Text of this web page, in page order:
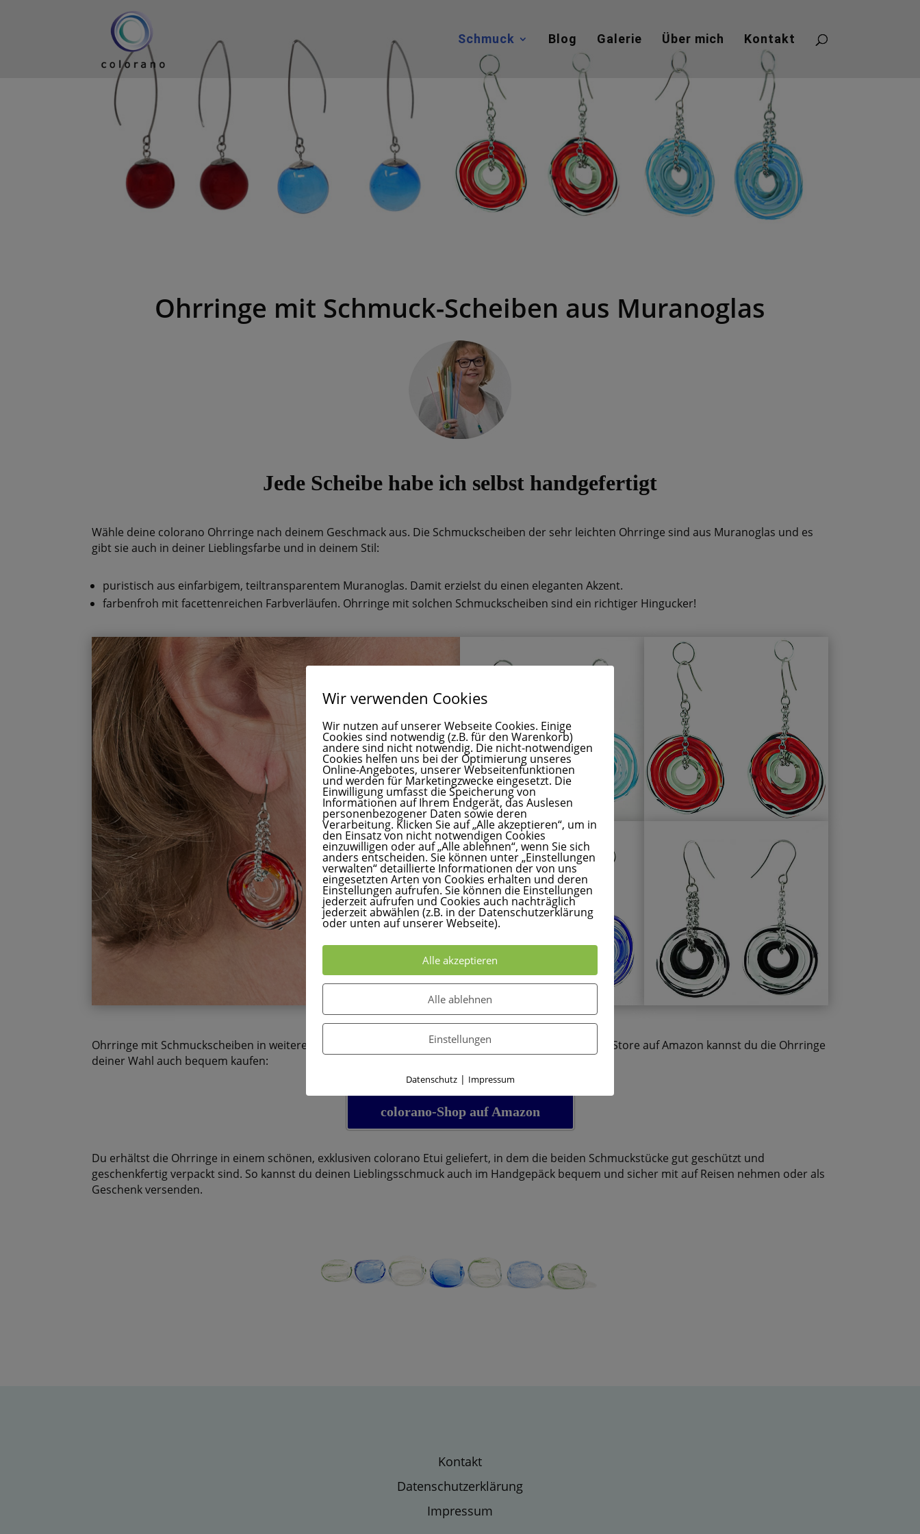
Schmuck Blog Galerie Über mich Kontakt
Ohrringe mit Schmuck-Scheiben aus Muranoglas
Jede Scheibe habe ich selbst handgefertigt
Wähle deine colorano Ohrringe nach deinem Geschmack aus. Die Schmuckscheiben der sehr leichten Ohrringe sind aus Muranoglas und es
gibt sie auch in deiner Lieblingsfarbe und in deinem Stil:
puristisch aus einfarbigem, teiltransparentem Muranoglas. Damit erzielst du einen eleganten Akzent.
farbenfroh mit facettenreichen Farbverläufen. Ohrringe mit solchen Schmuckscheiben sind ein richtiger Hingucker!
Ohrringe mit Schmuckscheiben in weiteren Farben findest du in meinem Amazon Store. Im colorano-Store auf Amazon kannst du die Ohrringe
deiner Wahl auch bequem kaufen:
colorano-Shop auf Amazon
Du erhältst die Ohrringe in einem schönen, exklusiven colorano Etui geliefert, in dem die beiden Schmuckstücke gut geschützt und
geschenkfertig verpackt sind. So kannst du deinen Lieblingsschmuck auch im Handgepäck bequem und sicher mit auf Reisen nehmen oder als
Geschenk versenden.
Kontakt
Datenschutzerklärung
Impressum
Wir verwenden Cookies
Wir nutzen auf unserer Webseite Cookies. Einige
Cookies sind notwendig (z.B. für den Warenkorb)
andere sind nicht notwendig. Die nicht-notwendigen
Cookies helfen uns bei der Optimierung unseres
Online-Angebotes, unserer Webseitenfunktionen
und werden für Marketingzwecke eingesetzt. Die
Einwilligung umfasst die Speicherung von
Informationen auf Ihrem Endgerät, das Auslesen
personenbezogener Daten sowie deren
Verarbeitung. Klicken Sie auf „Alle akzeptieren“, um in
den Einsatz von nicht notwendigen Cookies
einzuwilligen oder auf „Alle ablehnen“, wenn Sie sich
anders entscheiden. Sie können unter „Einstellungen
verwalten“ detaillierte Informationen der von uns
eingesetzten Arten von Cookies erhalten und deren
Einstellungen aufrufen. Sie können die Einstellungen
jederzeit aufrufen und Cookies auch nachträglich
jederzeit abwählen (z.B. in der Datenschutzerklärung
oder unten auf unserer Webseite).
Alle akzeptieren
Alle ablehnen
Einstellungen
Datenschutz| Impressum